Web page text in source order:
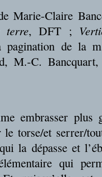
Marie-Claire
terre, DFT ;
de la
M.-C.
embrasser
le torse/et serrer/
la dépasse et
qui